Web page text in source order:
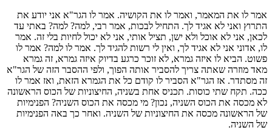
אמר לו את המאמר, ואמר לו את הקושיה. אמר לו הגר"א אני יודע את
התרוץ ואני לא אגיד לך. התחיל לבכות, אמר רבי, למה? למה? באתי עד
לכאן, אני לא אוכל ולא ישן, תציל אותי, אני לא יכול לחיות בלי זה. אמר
לו, אדוני אני לא אגיד לך, ואין לי רשות להגיד לך. אמר לו למה? אמר לו
פשוט. הביא לו איזה גמרא, לא זוכר כרגע בדיוק איזה גמרא, זה גמרא
מאד מוזרה שאתה צריך להסביר אותה הפוך, ולפי ההסבר הזה של הגר"א
זה מסתדר. אז הגר"א הסביר לו קודם כל את הגמרא הזאת, ואז אמר לו
ככה. תקח שתי כוסות. תכניס אחת בשניה, החיצוניות של הכוס הראשונה
לא מכסה את הכוס השניה, נכון? מי מכסה את הכוס השניה? הפנימיות
של הראשונה מכסה את החיצוניות של השניה. ואחר כך באה הפנימיות
של השניה.